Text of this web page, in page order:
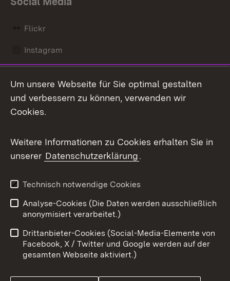
Flickr
Instagram
Mastodon
Messenger
Social Wall
X / Twitter
Youtube
Benutzungshinweise
Barrierefreiheit
Datenschutz
Cookies
Um unsere Webseite für Sie optimal gestalten
und verbessern zu können, verwenden wir
Cookies.
Weitere Informationen zu Cookies erhalten Sie in
unserer Datenschutzerklärung.
Technisch notwendige Cookies
Analyse-Cookies (Die Daten werden ausschließlich
anonymisiert verarbeitet.)
Drittanbieter-Cookies (Social-Media-Elemente von
Facebook, X / Twitter und Google werden auf der
gesamten Webseite aktiviert.)